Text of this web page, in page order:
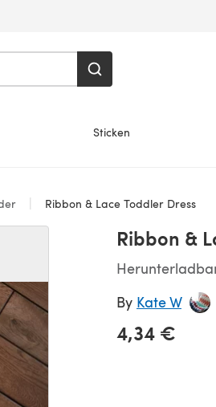
Sticken
Ribbon & Lace Toddler Dress
Ribbon &
By Kate W
4,34 €